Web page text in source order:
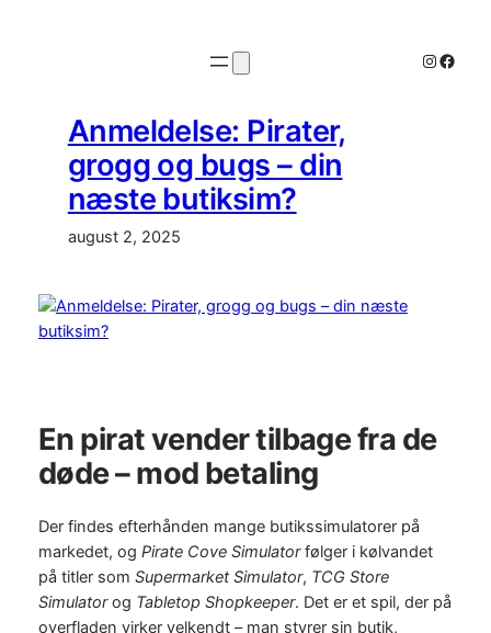
Anmeldelse: Pirater,
grogg og bugs – din
næste butiksim?
august 2, 2025
En pirat vender tilbage fra de
døde – mod betaling
Der findes efterhånden mange butikssimulatorer på
markedet, og Pirate Cove Simulatorfølger i kølvandet
på titler som Supermarket Simulator, TCG Store
Simulatorog Tabletop Shopkeeper. Det er et spil, der på
overfladen virker velkendt – man styrer sin butik,